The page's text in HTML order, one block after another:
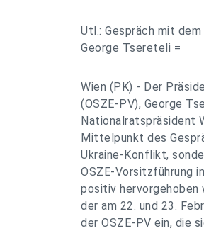
Utl.: Gespräch mit
George Tsereteli =
Wien (PK) - Der
(OSZE-PV), George
Nationalratspräsident
Mittelpunkt des
Ukraine-Konflikt,
OSZE-Vorsitzführung
positiv hervorgehoben
der am 22. und 23.
der OSZE-PV ein, die